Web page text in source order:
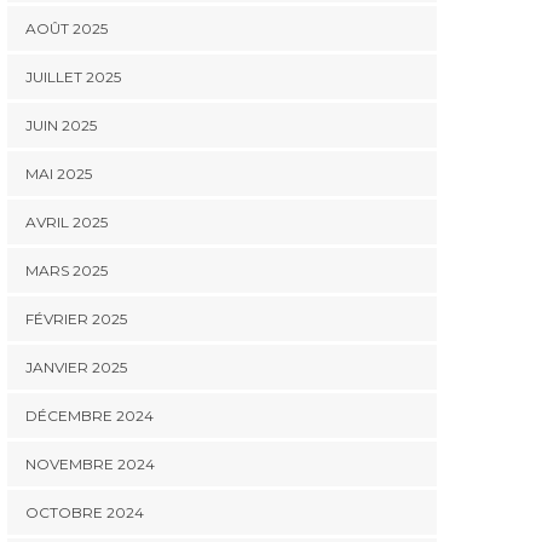
AOÛT 2025
JUILLET 2025
JUIN 2025
MAI 2025
AVRIL 2025
MARS 2025
FÉVRIER 2025
JANVIER 2025
DÉCEMBRE 2024
NOVEMBRE 2024
OCTOBRE 2024